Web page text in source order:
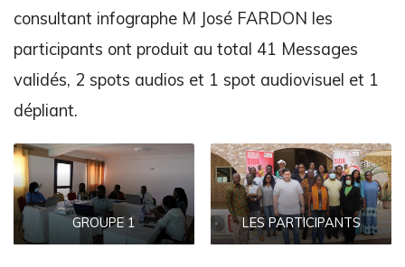
consultant infographe M José FARDON les
participants ont produit au total 41 Messages
validés, 2 spots audios et 1 spot audiovisuel et 1
dépliant.
GROUPE 1 LES PARTICIPANTS